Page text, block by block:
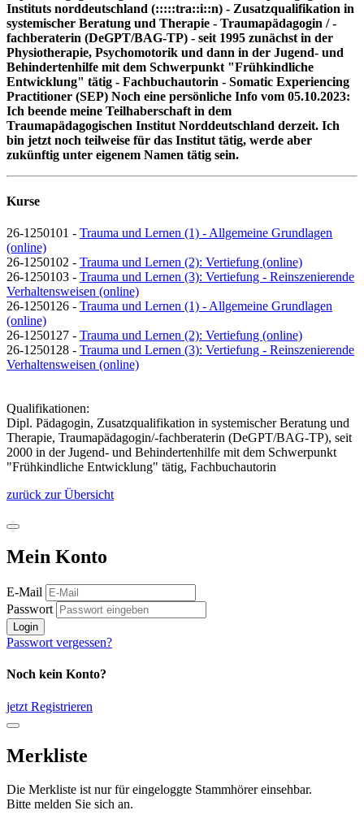
Instituts norddeutschland (:::::tra::i::n) - Zusatzqualifikation in
systemischer Beratung und Therapie - Traumapädagogin / -
fachberaterin (DeGPT/BAG-TP) - seit 1995 zunächst in der
Physiotherapie, Psychomotorik und dann in der Jugend- und
Behindertenhilfe mit dem Schwerpunkt "Frühkindliche
Entwicklung" tätig - Fachbuchautorin - Somatic Experiencing
Practitioner (SEP) Noch eine persönliche Info vom 05.10.2023:
Ich beende meine Teilhaberschaft in dem
Traumapädagogischen Institut Norddeutschland derzeit. Ich
bin jetzt noch teilweise für das Institut tätig, werde aber
zukünftig unter eigenem Namen tätig sein.
Kurse
26-1250101 - Trauma und Lernen (1) - Allgemeine Grundlagen
(online)
26-1250102 - Trauma und Lernen (2): Vertiefung (online)
26-1250103 - Trauma und Lernen (3): Vertiefung - Reinszenierende
Verhaltensweisen (online)
26-1250126 - Trauma und Lernen (1) - Allgemeine Grundlagen
(online)
26-1250127 - Trauma und Lernen (2): Vertiefung (online)
26-1250128 - Trauma und Lernen (3): Vertiefung - Reinszenierende
Verhaltensweisen (online)
Qualifikationen:
Dipl. Pädagogin, Zusatzqualifikation in systemischer Beratung und
Therapie, Traumapädagogin/-fachberaterin (DeGPT/BAG-TP), seit
2000 in der Jugend- und Behindertenhilfe mit dem Schwerpunkt
"Frühkindliche Entwicklung" tätig, Fachbuchautorin
zurück zur Übersicht
Mein Konto
E-Mail
Passwort
Login
Passwort vergessen?
Noch kein Konto?
jetzt Registrieren
Merkliste
Die Merkliste ist nur für eingeloggte Stammhörer einsehbar.
Bitte melden Sie sich an.